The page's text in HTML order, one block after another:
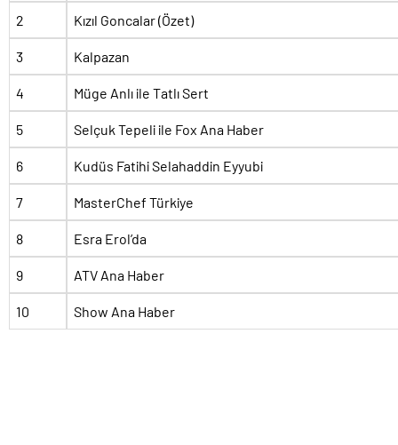
2 Kızıl Goncalar (Özet)
3 Kalpazan
4 Müge Anlı ile Tatlı Sert
5 Selçuk Tepeli ile Fox Ana Haber
6 Kudüs Fatihi Selahaddin Eyyubi
7 MasterChef Türkiye
8 Esra Erol’da
9 ATV Ana Haber
10 Show Ana Haber